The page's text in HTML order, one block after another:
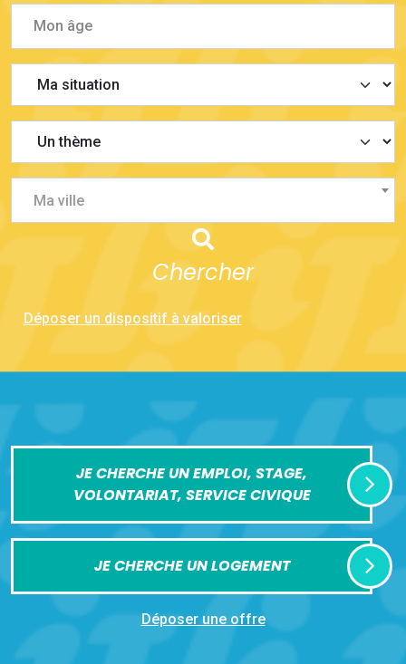
Ma ville
Chercher
Déposer un dispositif à valoriser
JE CHERCHE UN EMPLOI, STAGE,
VOLONTARIAT, SERVICE CIVIQUE
JE CHERCHE UN LOGEMENT
Déposer une offre